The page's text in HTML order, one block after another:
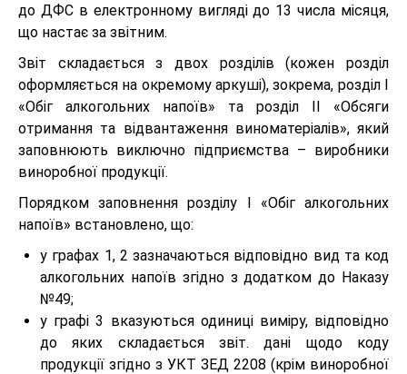
до ДФС в електронному вигляді до 13 числа місяця,
що настає за звітним.
Звіт складається з двох розділів (кожен розділ
оформляється на окремому аркуші), зокрема, розділ І
«Обіг алкогольних напоїв» та розділ ІІ «Обсяги
отримання та відвантаження виноматеріалів», який
заповнюють виключно підприємства – виробники
виноробної продукції.
Порядком заповнення розділу І «Обіг алкогольних
напоїв» встановлено, що:
у графах 1, 2 зазначаються відповідно вид та код
алкогольних напоїв згідно з додатком до Наказу
№49;
у графі 3 вказуються одиниці виміру, відповідно
до яких складається звіт. дані щодо коду
продукції згідно з УКТ ЗЕД 2208 (крім виноробної